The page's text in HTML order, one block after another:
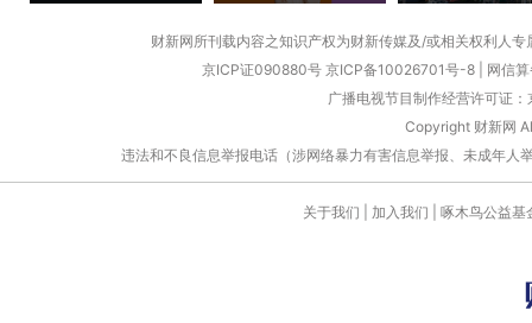
财新网所刊载内容之知识产权为财新传媒及/或相关权利人
京ICP证090880号 京ICP备10026701号-8
网信
广播电视节目制作经营许可证
Copyright 财新网
违法和不良信息举报电话（涉网络暴力有害信息举报、未成
关于我们 加入我们 啄木鸟公益基